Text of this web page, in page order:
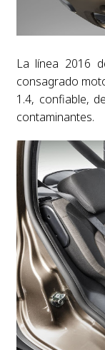
La línea 2016
consagrado
1.4, confiable,
contaminantes.